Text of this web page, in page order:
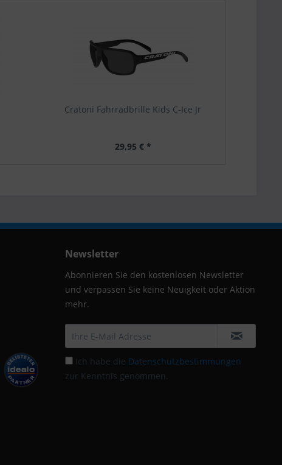
Cratoni Fahrradbrille Kids C-Ice Jr
29,95 € *
Newsletter
Abonnieren Sie den kostenlosen Newsletter
und verpassen Sie keine Neuigkeit oder Aktion
mehr.
Ich habe die Datenschutzbestimmungen
zur Kenntnis genommen.